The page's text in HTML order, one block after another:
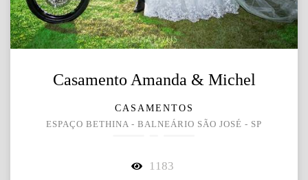
Casamento Amanda & Michel
CASAMENTOS
ESPAÇO BETHINA - BALNEÁRIO SÃO JOSÉ - SP
1183